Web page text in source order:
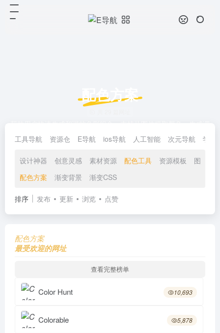
配色方案
色板、检查对比度等多种功能，广泛应用于设计、网页开发等领
域。
工具导航 资源仓 E导航 ios导航 人工智能 次元导航 学习
设计神器 创意灵感 素材资源 配色工具 资源模板
图库资
配色方案
渐变背景 渐变CSS
排序 发布 更新 浏览 点赞
配色方案
最受欢迎的网址
查看完整榜单
Color Hunt 10,693
Colorable 5,878